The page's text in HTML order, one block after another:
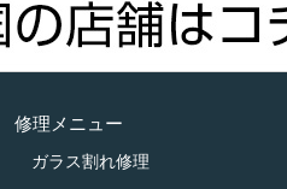
修理メニュー
ガラス割れ修理